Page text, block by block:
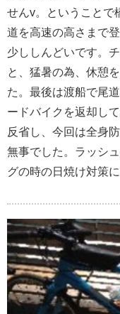
せんv。ということで
道を高速の高さまで
少ししんどいです。
と、猛暑の為、休憩
た。最後は渡船で尾
ードバイクを返却し
反省し、今回は全身
無事でした。ラッシ
グの時の日焼け対策